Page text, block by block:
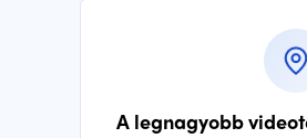
A legnagyobb